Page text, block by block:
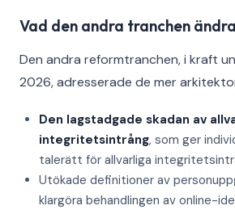
Vad den andra tranchen
Den andra reformtranchen, i kraft
2026, adresserade de mer
Den lagstadgade skadan av
integritetsintrång, som ger
talerätt för allvarliga
Utökade definitioner av
klargöra behandlingen av online-